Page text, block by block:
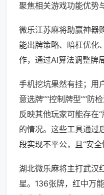
聚焦相关游戏功能优势
微乐江苏麻将助赢神器
能出牌策略、暗杠优化
作，通过AI算法调整牌
手机挖坑果然有挂；用
意选牌”“控制牌型”“防
反映其他玩家可能存在
的情况。这些工具通过
段实现不平公，且“安全
湖北微乐麻将主打武汉
星。136张牌，红中万